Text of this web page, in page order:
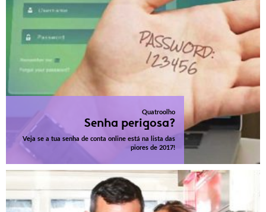
Quatroolho
Senha perigosa?
Veja se a tua senha de conta online está na lista das
piores de 2017!